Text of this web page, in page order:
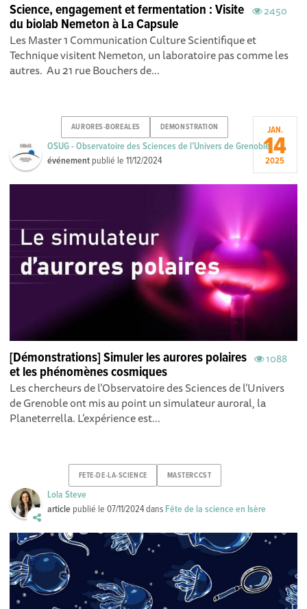
2450
Science, engagement et fermentation : Visite
du biolab Nemeton à La Capsule
Les Master 1 Communication Culture Scientifique et
Technique visitent Nemeton, un laboratoire pas comme les
autres. Au 21 rue Bouchers de...
AURORES-BOREALES DEMONSTRATION
OSUG - Observatoire des Sciences de l’Univers de Grenoble
événement publié le11/12/2024
JAN.
14
2025
1088
[Démonstrations] Simuler les aurores polaires
et les phénomènes cosmiques
Les chercheurs de l’Observatoire des Sciences de l’Univers
de Grenoble ont mis au point un simulateur auroral, la
Planeterrella. L’expérience est...
FETE-DE-LA-SCIENCE MASTERCCST
Lola Steve
article publié le07/11/2024dans Fête de la science en Isère